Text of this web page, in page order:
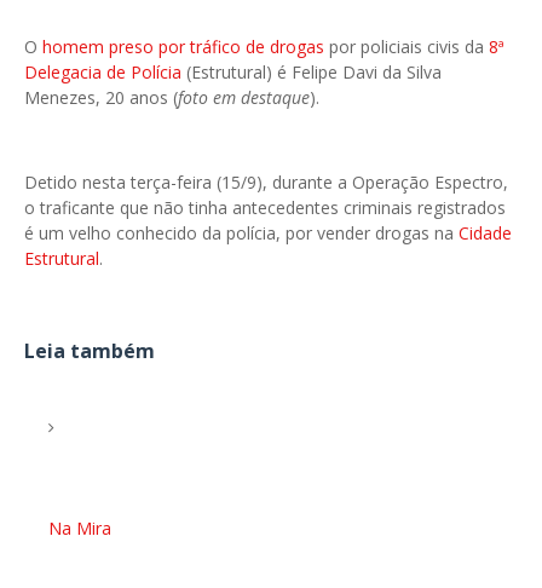
O homem preso por tráfico de drogas por policiais civis da 8ª
Delegacia de Polícia (Estrutural) é Felipe Davi da Silva
Menezes, 20 anos (foto em destaque).
Detido nesta terça-feira (15/9), durante a Operação Espectro,
o traficante que não tinha antecedentes criminais registrados
é um velho conhecido da polícia, por vender drogas na Cidade
Estrutural.
Leia também
Na Mira